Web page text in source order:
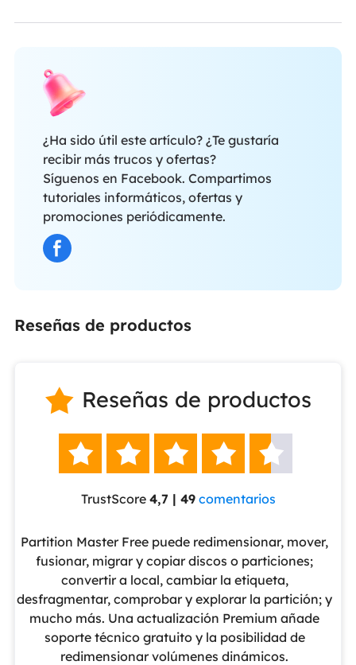
¿Ha sido útil este artículo? ¿Te gustaría
recibir más trucos y ofertas?
Síguenos en Facebook. Compartimos
tutoriales informáticos, ofertas y
promociones periódicamente.
Reseñas de productos
 Reseñas de productos
    
TrustScore 4,7 | 49 comentarios
Partition Master Free puede redimensionar, mover,
fusionar, migrar y copiar discos o particiones;
convertir a local, cambiar la etiqueta,
desfragmentar, comprobar y explorar la partición; y
mucho más. Una actualización Premium añade
soporte técnico gratuito y la posibilidad de
redimensionar volúmenes dinámicos.